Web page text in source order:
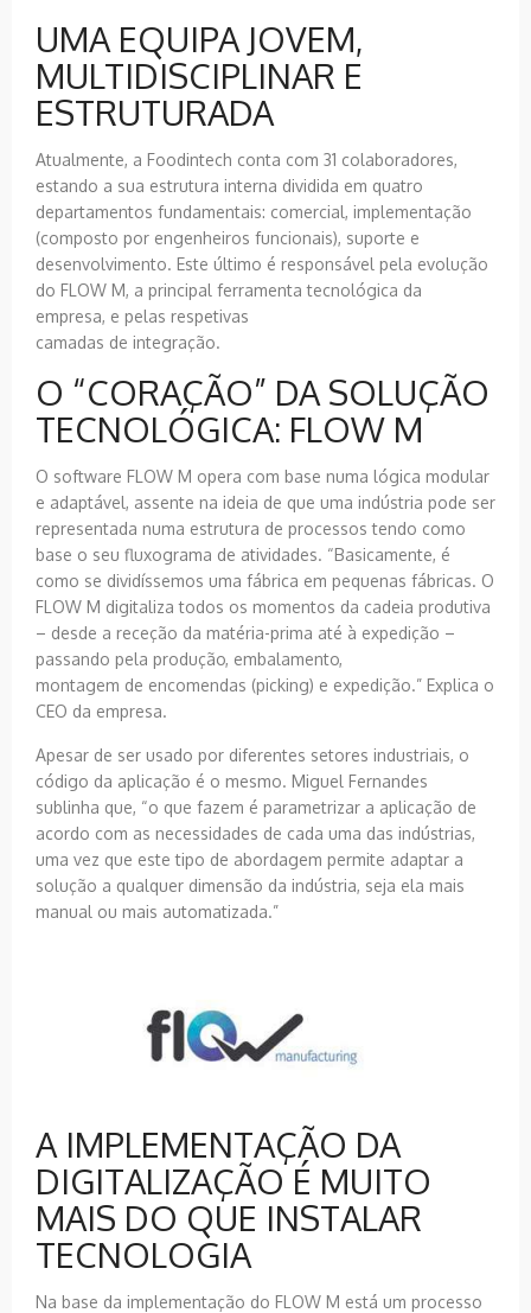
UMA EQUIPA JOVEM,
MULTIDISCIPLINAR E
ESTRUTURADA
Atualmente, a Foodintech conta com 31 colaboradores,
estando a sua estrutura interna dividida em quatro
departamentos fundamentais: comercial, implementação
(composto por engenheiros funcionais), suporte e
desenvolvimento. Este último é responsável pela evolução
do FLOW M, a principal ferramenta tecnológica da
empresa, e pelas respetivas
camadas de integração.
O “CORAÇÃO” DA SOLUÇÃO
TECNOLÓGICA: FLOW M
O software FLOW M opera com base numa lógica modular
e adaptável, assente na ideia de que uma indústria pode ser
representada numa estrutura de processos tendo como
base o seu fluxograma de atividades. “Basicamente, é
como se dividíssemos uma fábrica em pequenas fábricas. O
FLOW M digitaliza todos os momentos da cadeia produtiva
– desde a receção da matéria-prima até à expedição –
passando pela produção, embalamento,
montagem de encomendas (picking) e expedição.” Explica o
CEO da empresa.
Apesar de ser usado por diferentes setores industriais, o
código da aplicação é o mesmo. Miguel Fernandes
sublinha que, “o que fazem é parametrizar a aplicação de
acordo com as necessidades de cada uma das indústrias,
uma vez que este tipo de abordagem permite adaptar a
solução a qualquer dimensão da indústria, seja ela mais
manual ou mais automatizada.”
A IMPLEMENTAÇÃO DA
DIGITALIZAÇÃO É MUITO
MAIS DO QUE INSTALAR
TECNOLOGIA
Na base da implementação do FLOW M está um processo